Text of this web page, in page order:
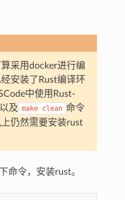
采用docker进行编
安装了Rust编译环
中使用Rust-
及 make clean 命令
仍然需要安装rust
令，安装rust。